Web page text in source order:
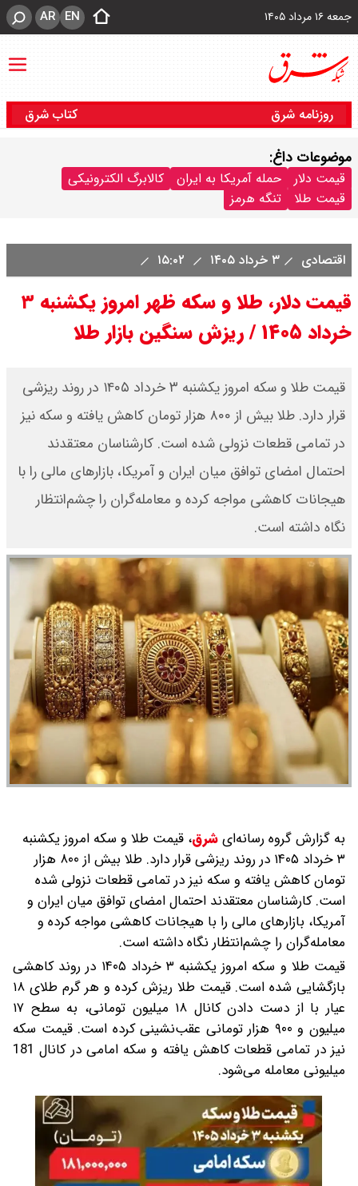
جمعه ۱۶ مرداد ۱۴۰۵ EN
AR
روزنامه شرق کتاب شرق
موضوعات داغ:
قیمت دلار حمله آمریکا به ایران
کالابرگ الکترونیکی
قیمت طلا
تنگه هرمز
اقتصادی ۳ خرداد ۱۴۰۵
قیمت دلار، طلا و سکه ظهر امروز یکشنبه ۳
خرداد ۱۴۰۵ / ریزش سنگین بازار طلا
قیمت طلا و سکه امروز یکشنبه ۳ خرداد ۱۴۰۵ در روند ریزشی
قرار دارد. طلا بیش از ۸۰۰ هزار تومان کاهش یافته و سکه نیز
در تمامی قطعات نزولی شده است. کارشناسان معتقدند
احتمال امضای توافق میان ایران و آمریکا، بازارهای مالی را با
هیجانات کاهشی مواجه کرده و معامله‌گران را چشم‌انتظار
نگاه داشته است.
به گزارش گروه رسانه‌ایشرق، قیمت طلا و سکه امروز یکشنبه
۳ خرداد ۱۴۰۵ در روند ریزشی قرار دارد. طلا بیش از ۸۰۰ هزار
تومان کاهش یافته و سکه نیز در تمامی قطعات نزولی شده
است. کارشناسان معتقدند احتمال امضای توافق میان ایران و
آمریکا، بازارهای مالی را با هیجانات کاهشی مواجه کرده و
معامله‌گران را چشم‌انتظار نگاه داشته است.
قیمت طلا و سکه امروز یکشنبه ۳ خرداد ۱۴۰۵ در روند کاهشی
بازگشایی شده است. قیمت طلا ریزش کرده و هر گرم طلای ۱۸
عیار با از دست دادن کانال ۱۸ میلیون تومانی، به سطح ۱۷
میلیون و ۹۰۰ هزار تومانی عقب‌نشینی کرده است. قیمت سکه
نیز در تمامی قطعات کاهش یافته و سکه امامی در کانال 181
میلیونی معامله می‌شود.